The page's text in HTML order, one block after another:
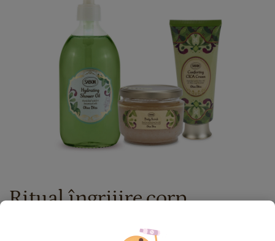
Ritual îngrijire corp